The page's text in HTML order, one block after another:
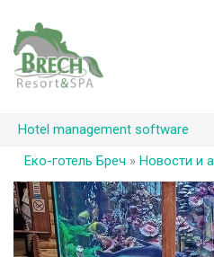
Hotel management software
Еко-готель Бреч » Новости и